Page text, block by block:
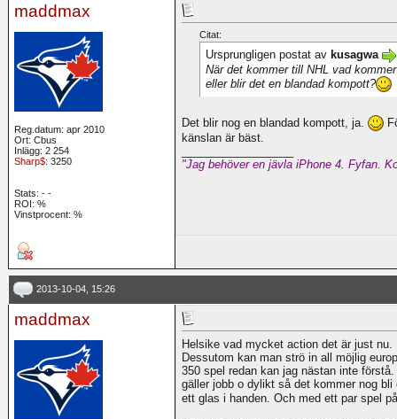
maddmax
Reg.datum: apr 2010
Ort: Cbus
Inlägg: 2 254
Sharp$: 3250
Stats: - -
ROI: %
Vinstprocent: %
Citat:
Ursprungligen postat av kusagwa
När det kommer till NHL vad
eller blir det en blandad kompott?
Det blir nog en blandad kompott, ja.
känslan är bäst.
"Jag behöver en jävla iPhone 4. Fyfan.
2013-10-04, 15:26
maddmax
Helsike vad mycket action det är just
Dessutom kan man strö in all möjlig
350 spel redan kan jag nästan inte
gäller jobb o dylikt så det kommer nog
ett glas i handen. Och med ett par spel